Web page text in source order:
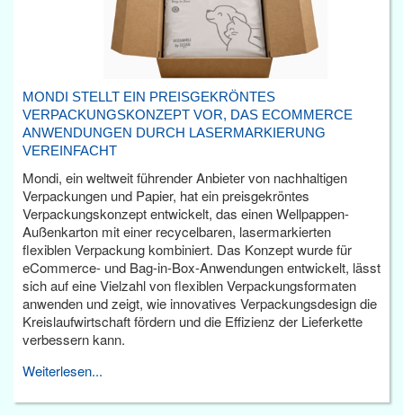
MONDI STELLT EIN PREISGEKRÖNTES
VERPACKUNGSKONZEPT VOR, DAS ECOMMERCE
ANWENDUNGEN DURCH LASERMARKIERUNG
VEREINFACHT
Mondi, ein weltweit führender Anbieter von nachhaltigen
Verpackungen und Papier, hat ein preisgekröntes
Verpackungskonzept entwickelt, das einen Wellpappen-
Außenkarton mit einer recycelbaren, lasermarkierten
flexiblen Verpackung kombiniert. Das Konzept wurde für
eCommerce- und Bag-in-Box-Anwendungen entwickelt, lässt
sich auf eine Vielzahl von flexiblen Verpackungsformaten
anwenden und zeigt, wie innovatives Verpackungsdesign die
Kreislaufwirtschaft fördern und die Effizienz der Lieferkette
verbessern kann.
Weiterlesen...